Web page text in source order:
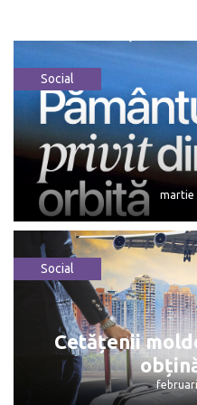
Social
martie
martie
Social
Cetățenii